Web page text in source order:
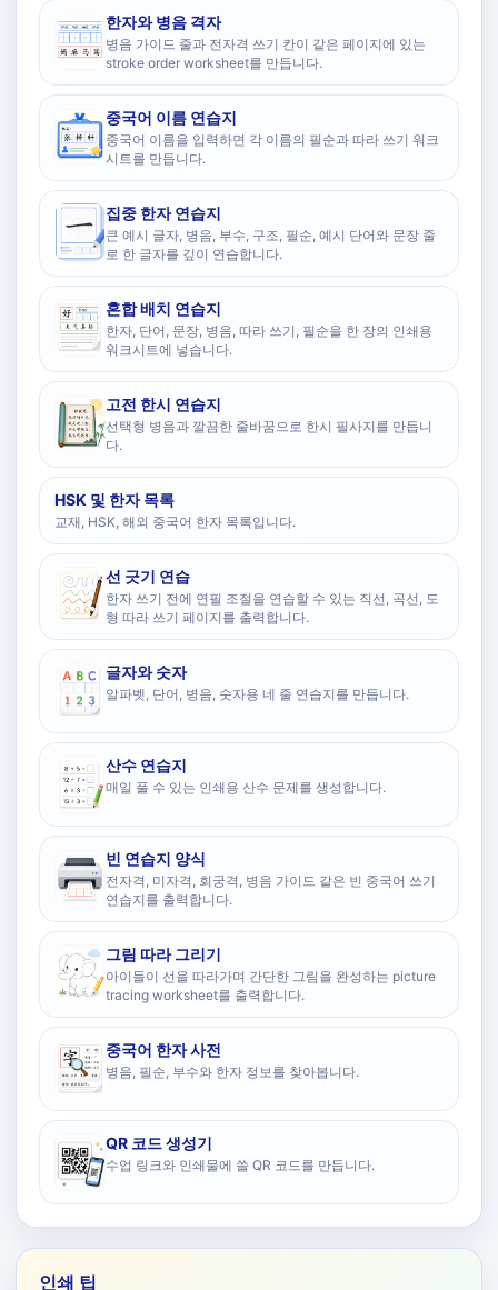
한자와 병음 격자
병음 가이드 줄과 전자격 쓰기 칸이 같은 페이지에 있는
stroke order worksheet를 만듭니다.
중국어 이름 연습지
중국어 이름을 입력하면 각 이름의 필순과 따라 쓰기 워크
시트를 만듭니다.
집중 한자 연습지
큰 예시 글자, 병음, 부수, 구조, 필순, 예시 단어와 문장 줄
로 한 글자를 깊이 연습합니다.
혼합 배치 연습지
한자, 단어, 문장, 병음, 따라 쓰기, 필순을 한 장의 인쇄용
워크시트에 넣습니다.
고전 한시 연습지
선택형 병음과 깔끔한 줄바꿈으로 한시 필사지를 만듭니
다.
HSK 및 한자 목록
교재, HSK, 해외 중국어 한자 목록입니다.
선 긋기 연습
한자 쓰기 전에 연필 조절을 연습할 수 있는 직선, 곡선, 도
형 따라 쓰기 페이지를 출력합니다.
글자와 숫자
알파벳, 단어, 병음, 숫자용 네 줄 연습지를 만듭니다.
산수 연습지
매일 풀 수 있는 인쇄용 산수 문제를 생성합니다.
빈 연습지 양식
전자격, 미자격, 회궁격, 병음 가이드 같은 빈 중국어 쓰기
연습지를 출력합니다.
그림 따라 그리기
아이들이 선을 따라가며 간단한 그림을 완성하는 picture
tracing worksheet를 출력합니다.
중국어 한자 사전
병음, 필순, 부수와 한자 정보를 찾아봅니다.
QR 코드 생성기
수업 링크와 인쇄물에 쓸 QR 코드를 만듭니다.
인쇄 팁